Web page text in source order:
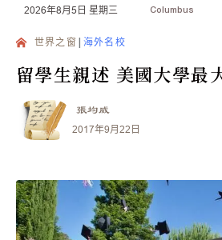
2026年8月5日 星期三 Columbus
世界之窗 海外名校
留學生親述 美國大學最
張均威
2017年9月22日